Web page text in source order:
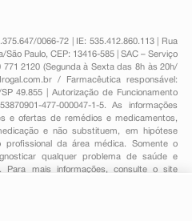
0066-72 | IE: 535.412.860.113 | Rua
Paulo, CEP: 13416-585 | SAC – Serviço
2120 (Segunda à Sexta das 8h às 20h/
/ Farmacêutica responsável:
49.855 | Autorização de Funcionamento
477-000047-1-5. As informações
e ofertas de remédios e medicamentos,
e não substituem, em hipótese
profissional da área médica. Somente o
qualquer problema de saúde e
Para mais informações, consulte o site